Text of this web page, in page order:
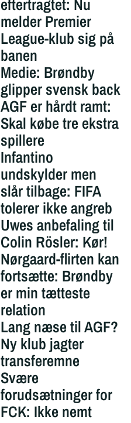
eftertragtet: Nu
melder Premier
League-klub sig på
banen
Medie: Brøndby
glipper svensk back
AGF er hårdt ramt:
Skal købe tre ekstra
spillere
Infantino
undskylder men
slår tilbage: FIFA
tolerer ikke angreb
Uwes anbefaling til
Colin Rösler: Kør!
Nørgaard-flirten kan
fortsætte: Brøndby
er min tætteste
relation
Lang næse til AGF?
Ny klub jagter
transferemne
Svære
forudsætninger for
FCK: Ikke nemt